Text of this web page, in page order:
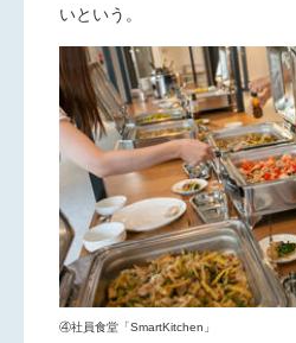
いという。
④社員食堂「SmartKitchen」